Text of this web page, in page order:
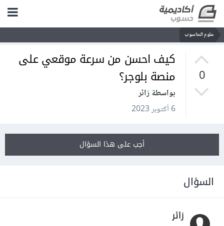
علوم الحاسوب
0
كيف احسن من سرعة موقعي على
منصة بلوجر؟
بواسطة زائر
6 أكتوبر 2023
أجب على هذا السؤال
السؤال
زائر